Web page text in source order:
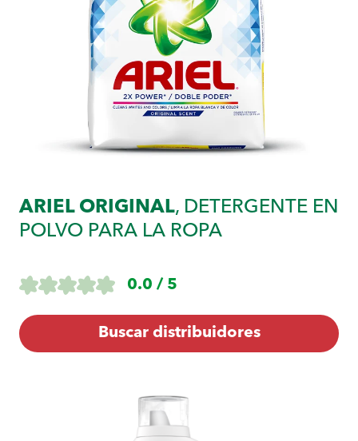
ARIEL ORIGINAL, DETERGENTE EN
POLVO PARA LA ROPA
0.0 / 5
Buscar distribuidores